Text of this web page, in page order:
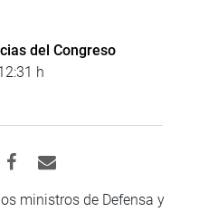
del Congreso
h
ministros de Defensa y